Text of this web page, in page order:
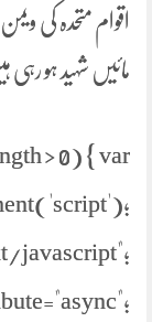
اقوام متحدہ کی
مائیں شہید ہو رہی
> 0) { var
javascript";